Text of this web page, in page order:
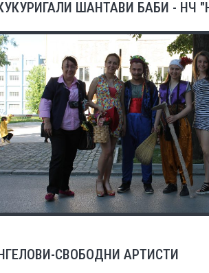
ШАНТАВИ БАБИ - НЧ
СВОБОДНИ АРТИСТИ